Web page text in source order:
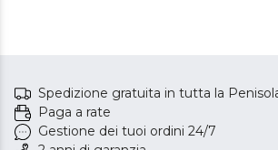
Spedizione gratuita in tutta la
Paga a rate
Gestione dei tuoi ordini 24/7